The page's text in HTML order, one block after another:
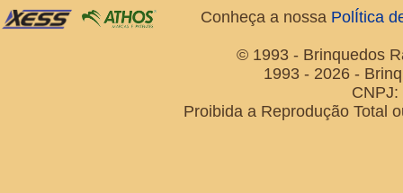
Conheça a nossa PolÍtica
© 1993 - Brinquedos
1993 - 2026 -
Proibida a Reprodução